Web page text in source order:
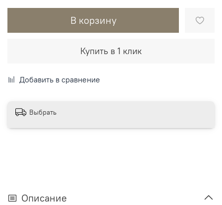
В корзину
Купить в 1 клик
Добавить в сравнение
Выбрать
Описание